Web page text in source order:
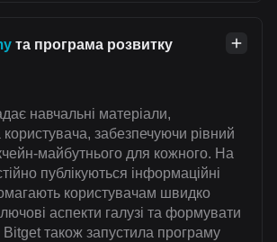
та програма розвитку
навчальні матеріали,
користувача, забезпечуючи рівний
майбутнього для кожного. На
публікуються інформаційні
користувачам швидко
аспекти галузі та формувати
Bitget також запустила програму